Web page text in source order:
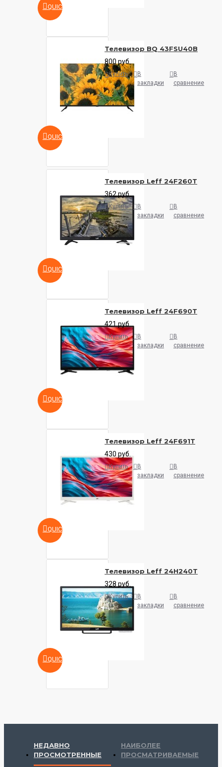
QUICKVIEW
QUICKVIEW
Телевизор BQ 43FSU40B
800 руб.
Купить
В
закладки
В
сравнение
QUICKVIEW
Телевизор Leff 24F260T
362 руб.
Купить
В
закладки
В
сравнение
QUICKVIEW
Телевизор Leff 24F690T
421 руб.
Купить
В
закладки
В
сравнение
QUICKVIEW
Телевизор Leff 24F691T
430 руб.
Купить
В
закладки
В
сравнение
QUICKVIEW
Телевизор Leff 24H240T
328 руб.
Купить
В
закладки
В
сравнение
НЕДАВНО
ПРОСМОТРЕННЫЕ
НАИБОЛЕЕ
ПРОСМАТРИВАЕМЫЕ